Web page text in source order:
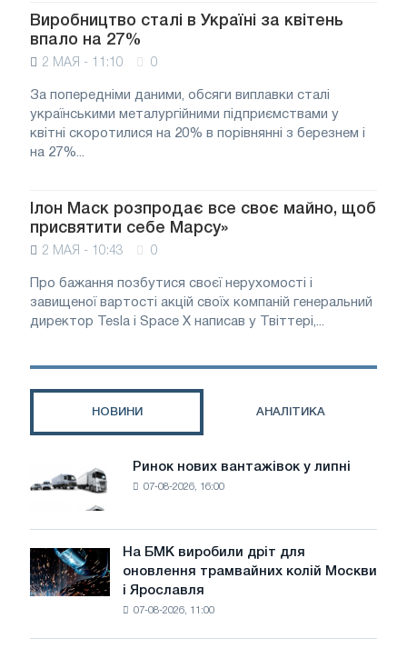
Виробництво сталі в Україні за квітень
впало на 27%
2 МАЯ - 11:10 0
За попередніми даними, обсяги виплавки сталі
українськими металургійними підприємствами у
квітні скоротилися на 20% в порівнянні з березнем і
на 27%...
Ілон Маск розпродає все своє майно, щоб
присвятити себе Марсу»
2 МАЯ - 10:43 0
Про бажання позбутися своєї нерухомості і
завищеної вартості акцій своїх компаній генеральний
директор Tesla і Space X написав у Твіттері,...
НОВИНИ АНАЛІТИКА
Ринок
нових
вантажівок
у
липні
Ринок нових вантажівок у липні
07-08-2026, 16:00
На
БМК
виробили
На БМК виробили дріт для
оновлення трамвайних колій Москви
і Ярославля
07-08-2026, 11:00